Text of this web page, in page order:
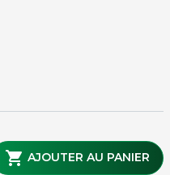
Silver Age Rouge
 AJOUTER AU PANIER